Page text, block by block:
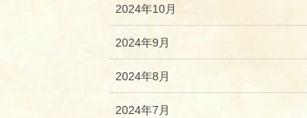
2024年10月
2024年9月
2024年8月
2024年7月